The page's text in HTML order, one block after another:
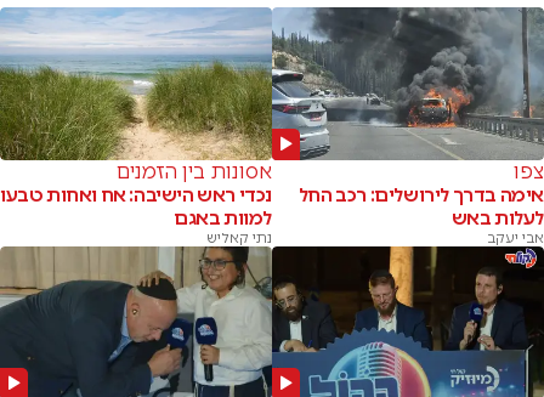
צפו
אימה בדרך לירושלים: רכב החל
לעלות באש
אבי יעקב
אסונות בין הזמנים
נכדי ראש הישיבה: אח ואחות טבעו
למוות באגם
נתי קאליש